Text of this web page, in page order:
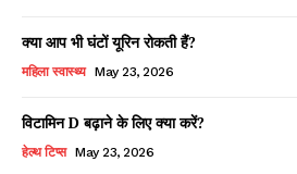
क्या आप भी घंटों यूरिन रोकती हैं?
महिला स्वास्थ्य May 23, 2026
विटामिन D बढ़ाने के लिए क्या करें?
हेल्थ टिप्स May 23, 2026